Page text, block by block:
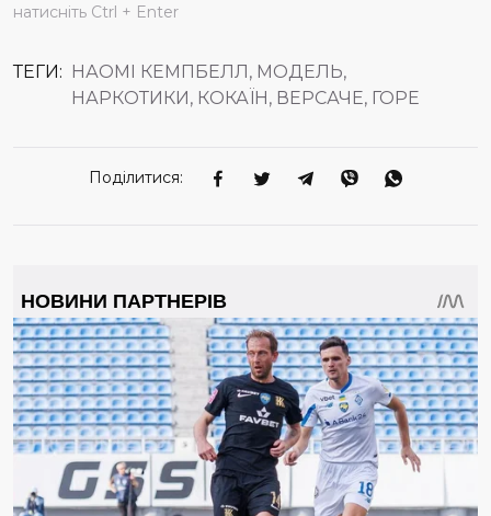
натисніть Ctrl + Enter
ТЕГИ: НАОМІ КЕМПБЕЛЛ, МОДЕЛЬ,
НАРКОТИКИ, КОКАЇН, ВЕРСАЧЕ, ГОРЕ
Поділитися: